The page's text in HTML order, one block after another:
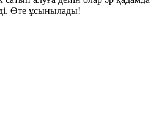
Өте ұсынылады!